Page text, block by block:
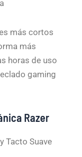
más cortos
más
horas de uso
gaming
Razer
Tacto Suave